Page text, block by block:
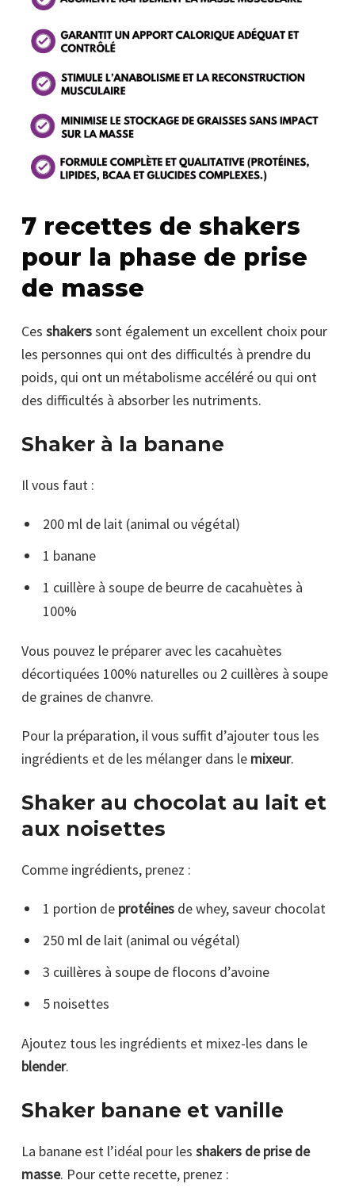
7 recettes de shakers
pour la phase de prise
de masse
Ces shakerssont également un excellent choix pour
les personnes qui ont des difficultés à prendre du
poids, qui ont un métabolisme accéléré ou qui ont
des difficultés à absorber les nutriments.
Shaker à la banane
Il vous faut :
200 ml de lait (animal ou végétal)
1 banane
1 cuillère à soupe de beurre de cacahuètes à
100%
Vous pouvez le préparer avec les cacahuètes
décortiquées 100% naturelles ou 2 cuillères à soupe
de graines de chanvre.
Pour la préparation, il vous suffit d’ajouter tous les
ingrédients et de les mélanger dans le mixeur.
Shaker au chocolat au lait et
aux noisettes
Comme ingrédients, prenez :
1 portion de protéinesde whey, saveur chocolat
250 ml de lait (animal ou végétal)
3 cuillères à soupe de flocons d’avoine
5 noisettes
Ajoutez tous les ingrédients et mixez-les dans le
blender.
Shaker banane et vanille
La banane est l’idéal pour les shakers de prise de
masse. Pour cette recette, prenez :